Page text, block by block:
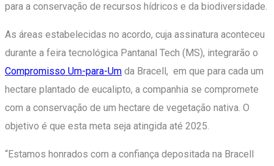
para a conservação de recursos hídricos e da biodiversidade.
As áreas estabelecidas no acordo, cuja assinatura aconteceu
durante a feira tecnológica Pantanal Tech (MS), integrarão o
Compromisso Um-para-Um da Bracell, em que para cada um
hectare plantado de eucalipto, a companhia se compromete
com a conservação de um hectare de vegetação nativa. O
objetivo é que esta meta seja atingida até 2025.
“Estamos honrados com a confiança depositada na Bracell